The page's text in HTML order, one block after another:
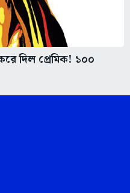
করে দিল প্রেমিক! ১০০